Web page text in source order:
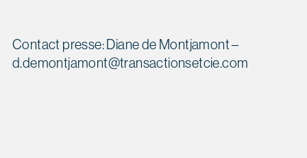
Contact presse: Diane de Montjamont –
d.demontjamont@transactionsetcie.com